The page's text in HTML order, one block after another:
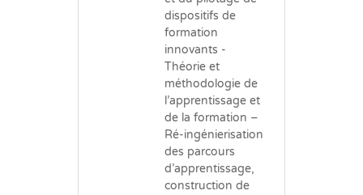
dispositifs de
formation
innovants -
Théorie et
méthodologie de
l’apprentissage et
de la formation –
Ré-ingénierisation
des parcours
d’apprentissage,
construction de